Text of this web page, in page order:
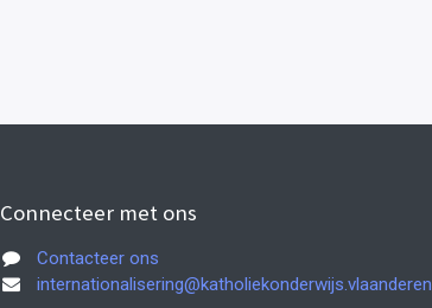
Connecteer met ons
Contacteer ons
internationalisering@katholiekonderwijs.vlaanderen